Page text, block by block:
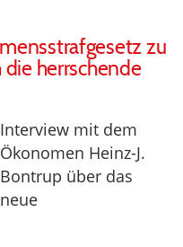
zu
herrschende
Interview mit dem
Ökonomen Heinz-J.
Bontrup über das
neue